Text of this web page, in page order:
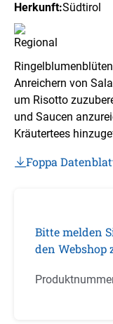
Herkunft:Südtirol
Anreichern von
um Risotto
und Saucen
Kräutertees
Foppa
Bitte melden
den Webshop